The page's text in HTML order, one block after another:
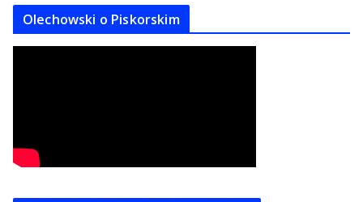
Olechowski o Piskorskim